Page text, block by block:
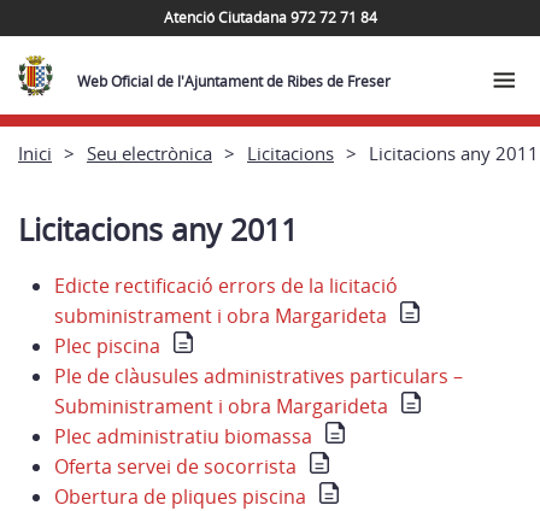
Atenció Ciutadana 972 72 71 84
Web Oficial de l'Ajuntament de Ribes de Freser
Inici Seu electrònica Licitacions Licitacions any 2011
Licitacions any 2011
Edicte rectificació errors de la licitació
subministrament i obra Margarideta
Plec piscina
Ple de clàusules administratives particulars –
Subministrament i obra Margarideta
Plec administratiu biomassa
Oferta servei de socorrista
Obertura de pliques piscina